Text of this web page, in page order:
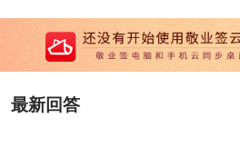
最新回答